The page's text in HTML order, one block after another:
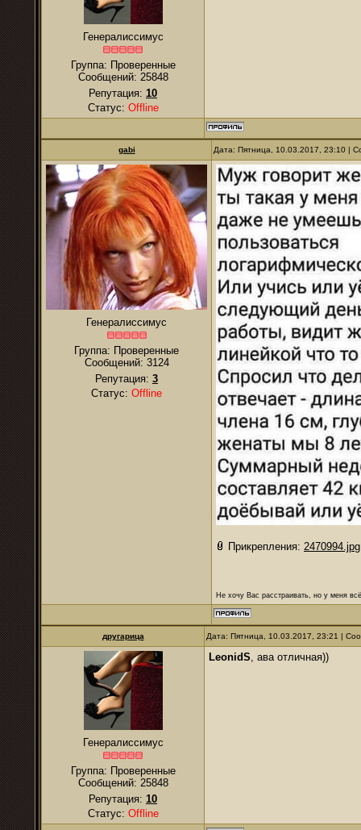
Генералиссимус
Группа: Проверенные
Сообщений: 25848
Репутация: 10
Статус: Offline
gabi Дата: Пятница, 10.03.2017, 23:10 |
Генералиссимус
Группа: Проверенные
Сообщений: 3124
Репутация: 3
Статус: Offline
Прикрепления: 2470994.jpg
Не хочу Вас расстраивать, но у меня
другарица Дата: Пятница, 10.03.2017, 23:21 |
Генералиссимус
Группа: Проверенные
Сообщений: 25848
Репутация: 10
Статус: Offline
LeonidS, ава отличная))